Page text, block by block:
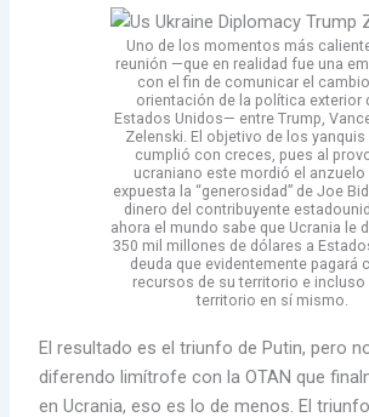
Uno de los momentos más
reunión —que en realidad fue una
con el fin de comunicar el
orientación de la política exterior
Estados Unidos— entre Trump,
Zelenski. El objetivo de los yanquis
cumplió con creces, pues al
ucraniano este mordió el anzuelo
expuesta la “generosidad” de Joe
dinero del contribuyente
ahora el mundo sabe que Ucrania le
350 mil millones de dólares a
deuda que evidentemente pagará
recursos de su territorio e incluso
territorio en sí mismo.
El resultado es el triunfo de Putin, pero
diferendo limítrofe con la OTAN que
en Ucrania, eso es lo de menos. El